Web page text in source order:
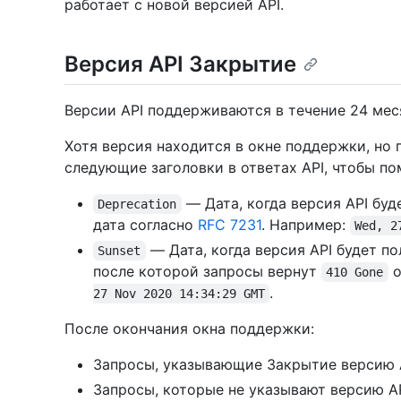
работает с новой версией API.
Версия API Закрытие
Версии API поддерживаются в течение 24
Хотя версия находится в окне поддержки,
следующие заголовки в ответах API, чтобы
Deprecation
— Дата, когда версия API
дата согласно RFC 7231. Например:
Wed,
Sunset
— Дата, когда версия API будет
после которой запросы вернут
410 Gone
27 Nov 2020 14:34:29 GMT .
После окончания окна поддержки:
Запросы, указывающие Закрытие версию
Запросы, которые не указывают версию